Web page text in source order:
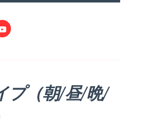
プ（朝/昼/晩/